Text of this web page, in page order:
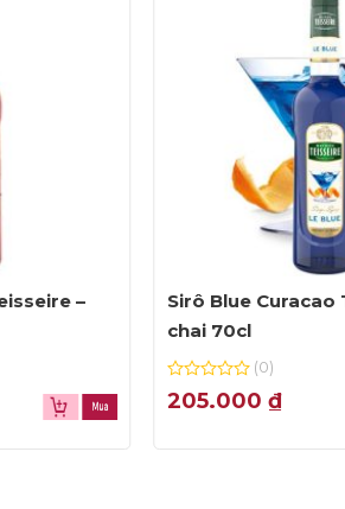
–
Sirô Blue Curacao
chai 70cl
0
out
5
(0)
205.000 ₫